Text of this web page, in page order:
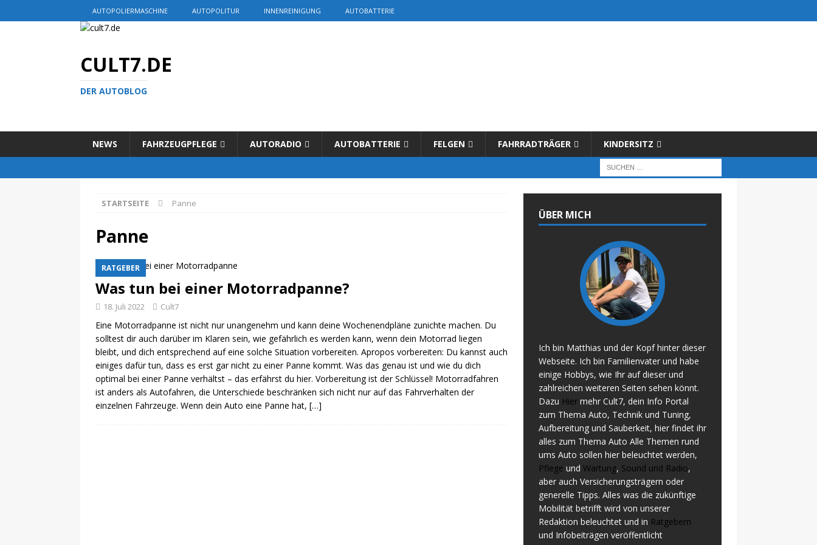
AUTOPOLIERMASCHINE AUTOPOLITUR INNENREINIGUNG AUTOBATTERIE
CULT7.DE
DER AUTOBLOG
NEWS FAHRZEUGPFLEGE AUTORADIO AUTOBATTERIE FELGEN FAHRRADTRÄGER KINDERSITZ
STARTSEITE Panne
Panne
RATGEBER
Was tun bei einer Motorradpanne?
18. Juli 2022 Cult7
Eine Motorradpanne ist nicht nur unangenehm und kann deine Wochenendpläne zunichte machen. Du
solltest dir auch darüber im Klaren sein, wie gefährlich es werden kann, wenn dein Motorrad liegen
bleibt, und dich entsprechend auf eine solche Situation vorbereiten. Apropos vorbereiten: Du kannst auch
einiges dafür tun, dass es erst gar nicht zu einer Panne kommt. Was das genau ist und wie du dich
optimal bei einer Panne verhältst – das erfährst du hier. Vorbereitung ist der Schlüssel! Motorradfahren
ist anders als Autofahren, die Unterschiede beschränken sich nicht nur auf das Fahrverhalten der
einzelnen Fahrzeuge. Wenn dein Auto eine Panne hat, […]
ÜBER MICH
Ich bin Matthias und der Kopf hinter dieser
Webseite. Ich bin Familienvater und habe
einige Hobbys, wie Ihr auf dieser und
zahlreichen weiteren Seiten sehen könnt.
Dazu Hiermehr Cult7, dein Info Portal
zum Thema Auto, Technik und Tuning,
Aufbereitung und Sauberkeit, hier findet ihr
alles zum Thema Auto Alle Themen rund
ums Auto sollen hier beleuchtet werden,
Pflege und Wartung, Sound und Radio,
aber auch Versicherungsträgern oder
generelle Tipps. Alles was die zukünftige
Mobilität betrifft wird von unserer
Redaktion beleuchtet und in Ratgebern
und Infobeiträgen veröffentlicht